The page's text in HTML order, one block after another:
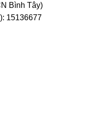
Bình Tây)
15136677